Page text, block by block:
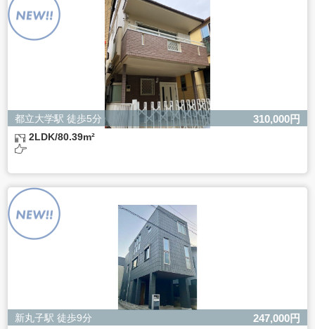
止または消去、第三者への提供の停止）に関して、下記の
当社問合わせ窓口に申し出ることができます。その際、当
社はお客様ご本人を確認させていただいたうえで、合理的
な間内に対応いたします。
【お問合せ窓口】
株式会社バレッグス 個人情報問合せ窓口
住所 東京都目黒区鷹番2-5-21
電話 03-3794-1115
お問合せメールアドレス privacy@balleggs.co.jp
受付時間：平日10：30～17：00 ※弊社公休日を除く
よるものです。
ただし、必要な項目をいただけない場合、適切な対応がで
きない場合があります。
都立大学駅 徒歩5分 310,000円
2LDK/80.39m²
新丸子駅 徒歩9分 247,000円